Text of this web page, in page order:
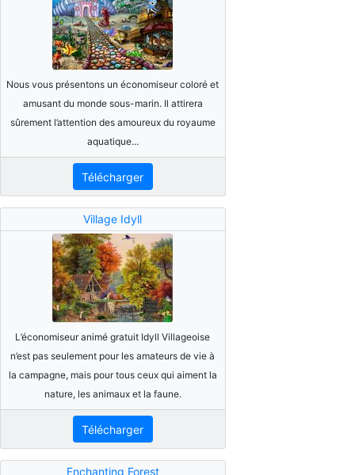
Nous vous présentons un économiseur coloré et
amusant du monde sous-marin. Il attirera
sûrement l’attention des amoureux du royaume
aquatique...
Télécharger
Village Idyll
L’économiseur animé gratuit Idyll Villageoise
n’est pas seulement pour les amateurs de vie à
la campagne, mais pour tous ceux qui aiment la
nature, les animaux et la faune.
Télécharger
Enchanting Forest